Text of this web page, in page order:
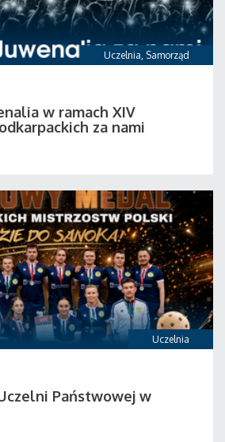
Uczelnia, Samorząd
w ramach XIV
za nami
Uczelnia
Państwowej w